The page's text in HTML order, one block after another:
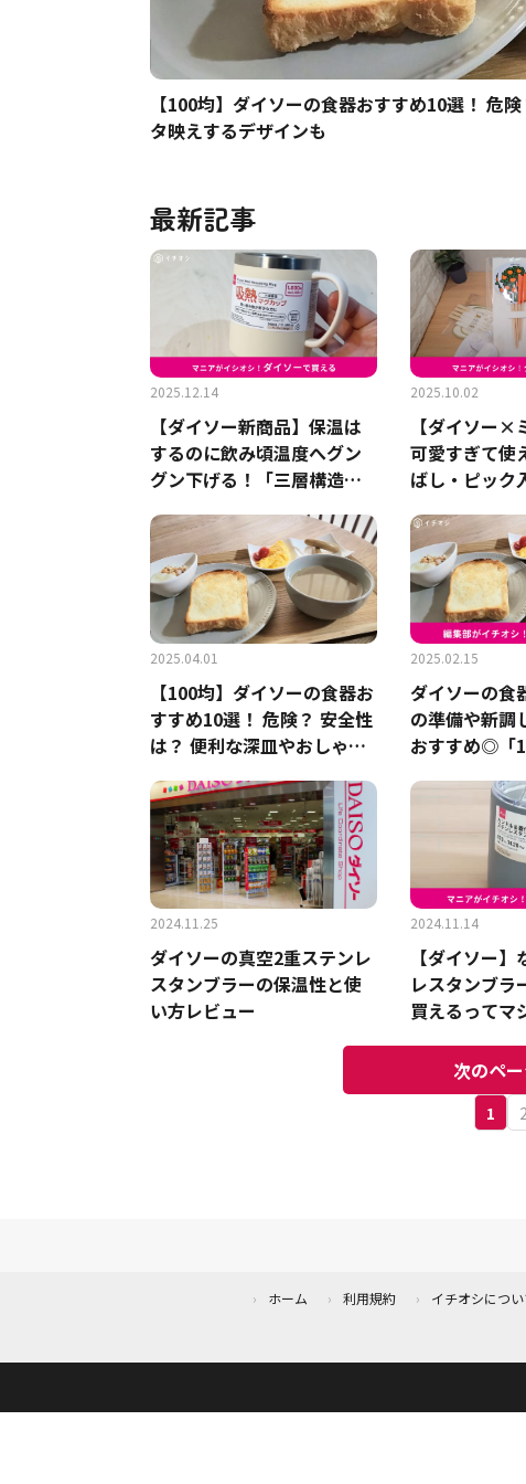
【100均】ダイソーの食器おすすめ10選！ 危
タ映えするデザインも
最新記事
2025.12.14
【ダイソー新商品】保温は
するのに飲み頃温度へグン
グン下げる！「三層構造吸
って！
2025.10.02
【ダイソー×
可愛すぎて使
ばし・ピック
ックにも◎
2025.04.01
【100均】ダイソーの食器お
すすめ10選！ 危険？ 安全性
は？ 便利な深皿やおしゃれ
ンも
2025.02.15
ダイソーの食
の準備や新調
おすすめ◎「
2024.11.25
ダイソーの真空2重ステンレ
スタンブラーの保温性と使
い方レビュー
2024.11.14
【ダイソー
レスタンブラ
買えるってマ
デスクでも安
次のペ
1 2
ホーム 利用規約 イチオシについ